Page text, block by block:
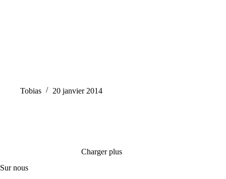
Tobias 20 janvier 2014
Charger plus
Sur nous